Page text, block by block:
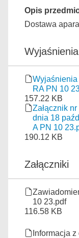
Opis
Dostawa
Wyjaśnienia
RA PN 10
157.22 KB
Załącznik
dnia 18
A PN 10
190.12 KB
Załączniki
10 23.pdf
116.58 KB
Informacja